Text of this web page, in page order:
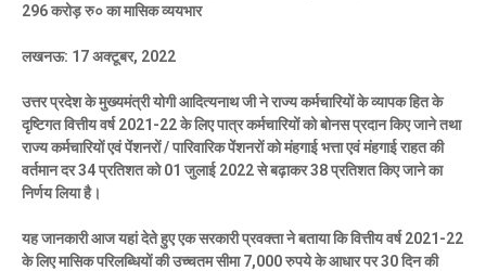
296 करोड़ रु० का मासिक व्ययभार
लखनऊ: 17 अक्टूबर, 2022
उत्तर प्रदेश के मुख्यमंत्री योगी आदित्यनाथ जी ने राज्य कर्मचारियों के व्यापक हित के
दृष्टिगत वित्तीय वर्ष 2021-22 के लिए पात्र कर्मचारियों को बोनस प्रदान किए जाने तथा
राज्य कर्मचारियों एवं पेंशनरों / पारिवारिक पेंशनरों को मंहगाई भत्ता एवं मंहगाई राहत की
वर्तमान दर 34 प्रतिशत को 01 जुलाई 2022 से बढ़ाकर 38 प्रतिशत किए जाने का
निर्णय लिया है।
यह जानकारी आज यहां देते हुए एक सरकारी प्रवक्ता ने बताया कि वित्तीय वर्ष 2021-22
के लिए मासिक परिलब्धियों की उच्चतम सीमा 7,000 रुपये के आधार पर 30 दिन की